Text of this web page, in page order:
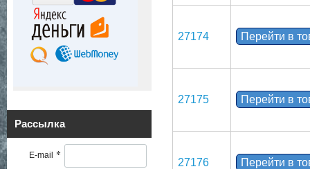
Рассылка
E-mail *
27174 Перейти в
27175 Перейти в
27176 Перейти в